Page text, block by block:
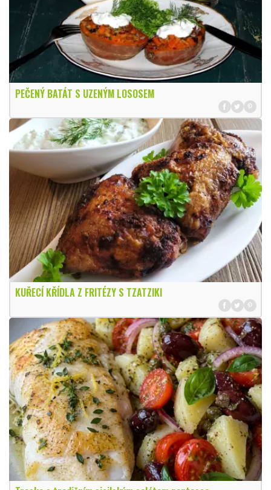
PEČENÝ BATÁT S UZENÝM LOSOSEM
KUŘECÍ KŘÍDLA Z FRITÉZY S TZATZIKI